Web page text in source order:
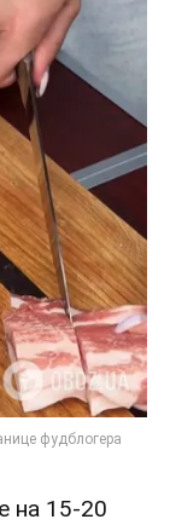
на 15-20